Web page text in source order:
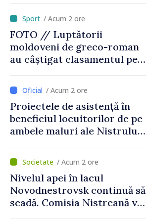
„Un omagiu celor care au
luptat pentru libertate”
/ Acum 2 ore
FOTO // Luptătorii
moldoveni de greco-roman
au câștigat clasamentul pe
București
/ Acum 2 ore
Proiectele de asistență în
beneficiul locuitorilor de pe
ambele maluri ale Nistrului
viceprim-ministrului cu
reprezentanta rezidentă a
PNUD în Republica Moldova,
Daniela Gasparikova
/ Acum 2 ore
Nivelul apei în lacul
Novodnestrovsk continuă să
scadă. Comisia Nistreană va